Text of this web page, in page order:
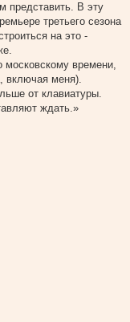
представить. В эту
третьего сезона
на это -
московскому времени,
включая меня).
от клавиатуры.
ждать.»